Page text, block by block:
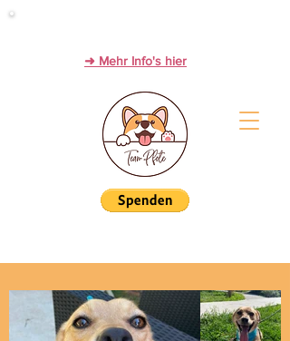
➜ Mehr Info's hier